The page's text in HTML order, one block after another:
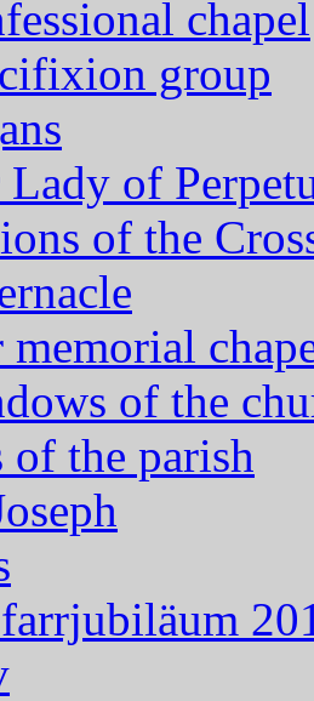
chapel
group
Lady of
of the
memorial
of the
of the parish